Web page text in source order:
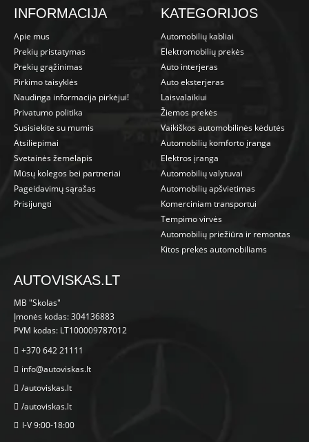
INFORMACIJA
Apie mus
Prekių pristatymas
Prekių grąžinimas
Pirkimo taisyklės
Naudinga informacija pirkėjui!
Privatumo politika
Susisiekite su mumis
Atsiliepimai
Svetainės žemėlapis
Mūsų kolegos bei partneriai
Pageidavimų sąrašas
Prisijungti
KATEGORIJOS
Automobilių kabliai
Elektromobilių prekės
Auto interjeras
Auto eksterjeras
Laisvalaikiui
Žiemos prekės
Vaikiškos automobilinės kėdutės
Automobilių komforto įranga
Elektros įranga
Automobilių valytuvai
Automobilių apšvietimas
Komerciniam transportui
Tempimo virvės
Automobilių priežiūra ir remontas
Kitos prekės automobiliams
AUTOVISKAS.LT
MB "Skolas"
Įmonės kodas: 304136883
PVM kodas: LT100009787012
+370 642 21111
info@autoviskas.lt
/autoviskas.lt
/autoviskas.lt
I-V 9:00-18:00